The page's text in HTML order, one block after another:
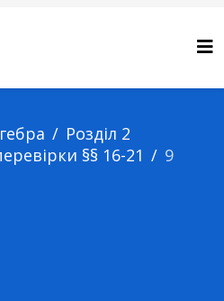
Розділ 2
§§ 16-21
9